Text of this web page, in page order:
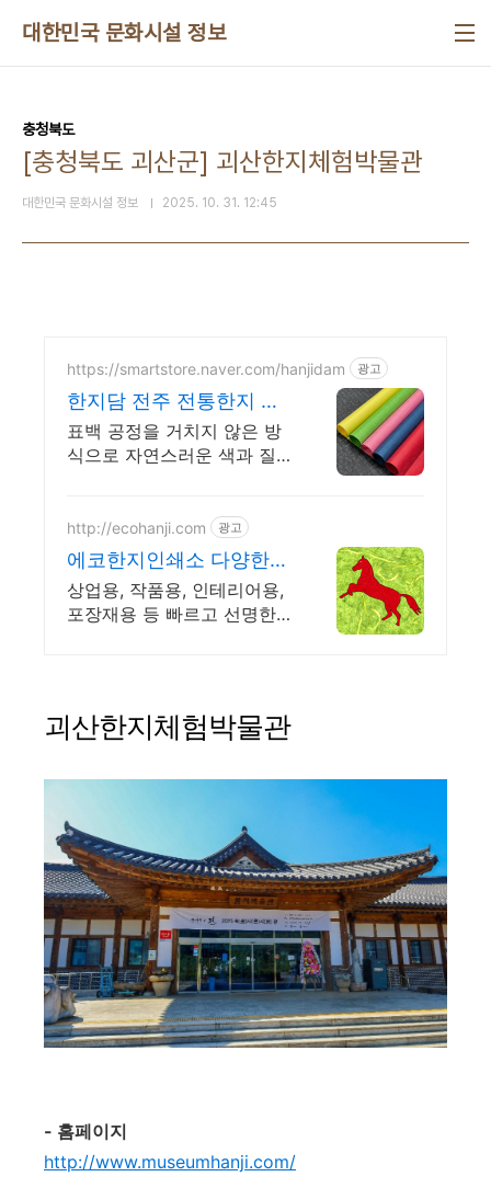
대한민국 문화시설 정보
충청북도
[충청북도 괴산군] 괴산한지체험박물관
대한민국 문화시설 정보 2025. 10. 31. 12:45
https://smartstore.naver.com/hanjidam 광고
한지담 전주 전통한지 고
급한지는 이곳에서!
표백 공정을 거치지 않은 방
식으로 자연스러운 색과 질
http://ecohanji.com 광고
에코한지인쇄소 다양한
전통한지에
상업용, 작품용, 인테리어용,
포장재용 등 빠르고 선명한
괴산한지체험박물관
- 홈페이지
http://www.museumhanji.com/